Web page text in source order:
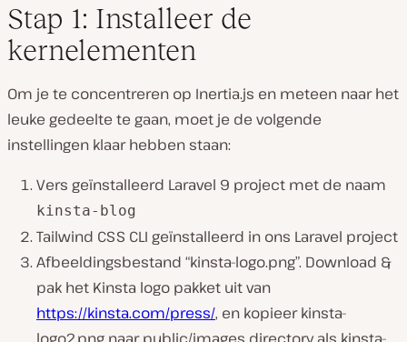
Stap 1: Installeer de
kernelementen
Om je te concentreren op Inertia.js en meteen naar het
leuke gedeelte te gaan, moet je de volgende
instellingen klaar hebben staan:
Vers geïnstalleerd Laravel 9 project met de naam
kinsta-blog
Tailwind CSS CLI geïnstalleerd in ons Laravel project
Afbeeldingsbestand “kinsta-logo.png”. Download &
pak het Kinsta logo pakket uit van
https://kinsta.com/press/, en kopieer kinsta-
logo2.png naar public/images directory als kinsta-